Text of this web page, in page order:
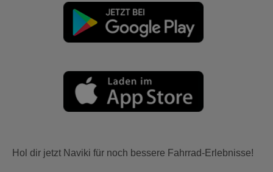
Hol dir jetzt Naviki für noch bessere Fahrrad-Erlebnisse!